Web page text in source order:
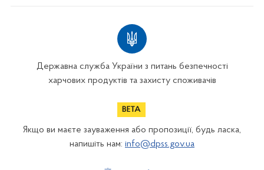
Державна служба України з питань безпечності
харчових продуктів та захисту споживачів
Якщо ви маєте зауваження або пропозиції, будь ласка,
напишіть нам: info@dpss.gov.ua